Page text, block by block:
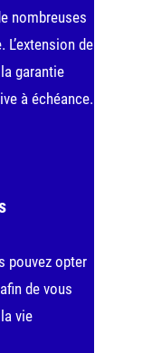
nombreuses
de
garantie
à échéance.
pouvez opter
de vous
vie